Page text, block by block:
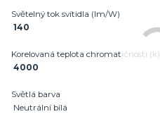
Světelný tok svítidla (lm/W)
140
Korelovaná teplota chromatičnosti (k)
4000
Světlá barva
Neutrální bílá